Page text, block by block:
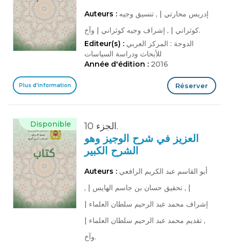
Auteurs : إدريس محارتي | , تنسيق وجيه
كوثراني | , إشراف وجيه كوثراني |
وآخ.
Editeur(s) : الدوحة : المركز العربي
للأبحاث ودراسة السياسات
Année d'édition : 2016
Plus d'information Réserver
Disponible الجزء 10.
العزيز في شرح الوجيز وهو
الشرح الكبير
Auteurs : أبو القاسم عبد الكريم الرافعي
| , تحقيق حسان بن جاسم الهايس |
,
إشراف محمد عبد الرحيم سلطان العلماء |
, تقديم محمد عبد الرحيم سلطان العلماء |
وآخ.